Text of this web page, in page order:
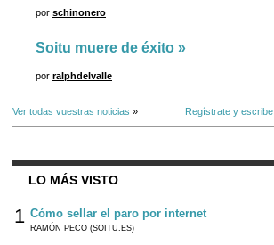
por schinonero
Soitu muere de éxito »
por ralphdelvalle
Ver todas vuestras noticias » Regístrate y escribe
LO MÁS VISTO
1 Cómo sellar el paro por internet
RAMÓN PECO (SOITU.ES)